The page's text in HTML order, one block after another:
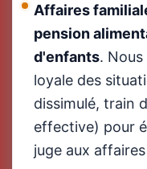
Affaires
pension
d'enfants.
loyale des
dissimulé, train
effective) pour
juge aux